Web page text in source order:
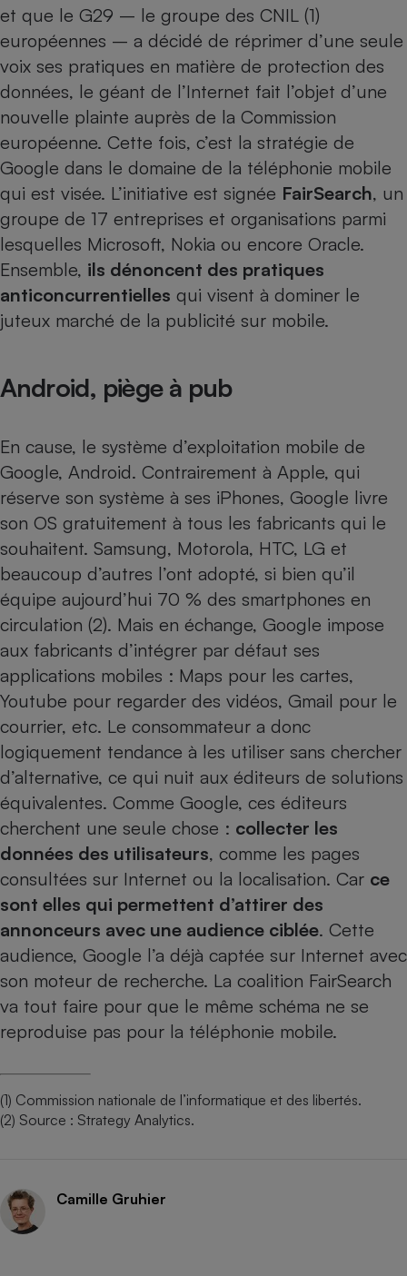
et que le G29 – le groupe des CNIL (1)
européennes – a décidé de réprimer d’une seule
voix ses pratiques en matière de protection des
données, le géant de l’Internet fait l’objet d’une
nouvelle plainte auprès de la Commission
européenne. Cette fois, c’est la stratégie de
Google dans le domaine de la téléphonie mobile
qui est visée. L’initiative est signée FairSearch, un
groupe de 17 entreprises et organisations parmi
lesquelles Microsoft, Nokia ou encore Oracle.
Ensemble, ils dénoncent des pratiques
anticoncurrentielles qui visent à dominer le
juteux marché de la publicité sur mobile.
Android, piège à pub
En cause, le système d’exploitation mobile de
Google, Android. Contrairement à Apple, qui
réserve son système à ses iPhones, Google livre
son OS gratuitement à tous les fabricants qui le
souhaitent. Samsung, Motorola, HTC, LG et
beaucoup d’autres l’ont adopté, si bien qu’il
équipe aujourd’hui 70 % des smartphones en
circulation (2). Mais en échange, Google impose
aux fabricants d’intégrer par défaut ses
applications mobiles : Maps pour les cartes,
Youtube pour regarder des vidéos, Gmail pour le
courrier, etc. Le consommateur a donc
logiquement tendance à les utiliser sans chercher
d’alternative, ce qui nuit aux éditeurs de solutions
équivalentes. Comme Google, ces éditeurs
cherchent une seule chose : collecter les
données des utilisateurs, comme les pages
consultées sur Internet ou la localisation. Car ce
sont elles qui permettent d’attirer des
annonceurs avec une audience ciblée. Cette
audience, Google l’a déjà captée sur Internet avec
son moteur de recherche. La coalition FairSearch
va tout faire pour que le même schéma ne se
reproduise pas pour la téléphonie mobile.
(1) Commission nationale de l’informatique et des libertés.
(2) Source : Strategy Analytics.
Camille Gruhier
Complément
alimentaire
bouteille
Assurance emprunteur
Banque
Petit électroménager -
Lave-linge
Plaque de cuisson à
induction
Climatiseur -
Ventilateur
Cafetière à expressos
Robot ménager
Téléviseur
Antivirus
Matelas
Climatiseur -
Ventilateur
Mutuelle